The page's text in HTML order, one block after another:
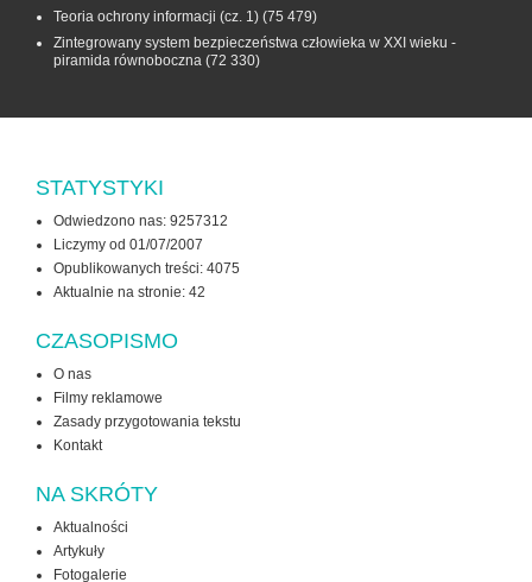
Teoria ochrony informacji (cz. 1) (75 479)
Zintegrowany system bezpieczeństwa człowieka w XXI wieku -
piramida równoboczna (72 330)
STATYSTYKI
Odwiedzono nas: 9257312
Liczymy od 01/07/2007
Opublikowanych treści: 4075
Aktualnie na stronie: 42
CZASOPISMO
O nas
Filmy reklamowe
Zasady przygotowania tekstu
Kontakt
NA SKRÓTY
Aktualności
Artykuły
Fotogalerie